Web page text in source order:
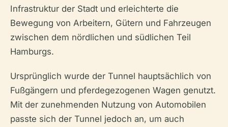
Infrastruktur der Stadt und erleichterte die
Bewegung von Arbeitern, Gütern und Fahrzeugen
zwischen dem nördlichen und südlichen Teil
Hamburgs.
Ursprünglich wurde der Tunnel hauptsächlich von
Fußgängern und pferdegezogenen Wagen genutzt.
Mit der zunehmenden Nutzung von Automobilen
passte sich der Tunnel jedoch an, um auch